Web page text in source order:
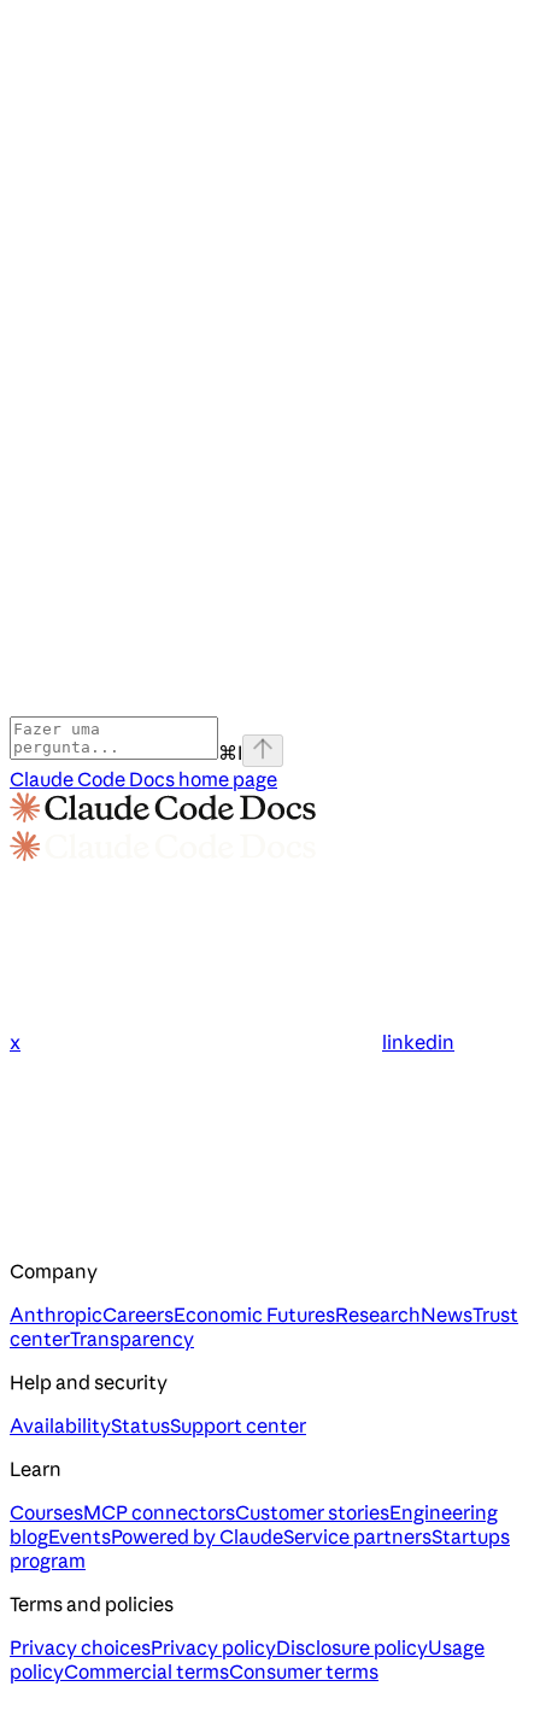
⌘I
Claude Code Docs home page
x linkedin
Company
AnthropicCareersEconomic FuturesResearchNewsTrust
centerTransparency
Help and security
AvailabilityStatusSupport center
Learn
CoursesMCP connectorsCustomer storiesEngineering
blogEventsPowered by ClaudeService partnersStartups
program
Terms and policies
Privacy choicesPrivacy policyDisclosure policyUsage
policyCommercial termsConsumer terms